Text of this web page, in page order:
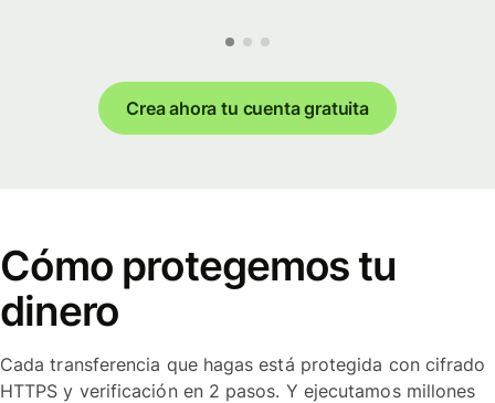
Crea ahora tu cuenta gratuita
Cómo protegemos tu
dinero
Cada transferencia que hagas está protegida con cifrado
HTTPS y verificación en 2 pasos. Y ejecutamos millones